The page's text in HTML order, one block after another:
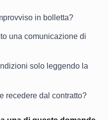
in bolletta?
una comunicazione di
solo leggendo la
recedere dal contratto?